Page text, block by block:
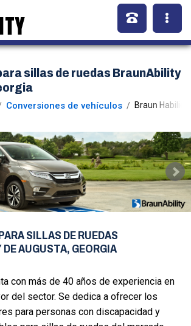
sillas de ruedas BraunAbility
Conversiones de vehículos Braun
SILLAS DE RUEDAS
AUGUSTA, GEORGIA
con más de 40 años de experiencia en
del sector. Se dedica a ofrecer los
para personas con discapacidad y